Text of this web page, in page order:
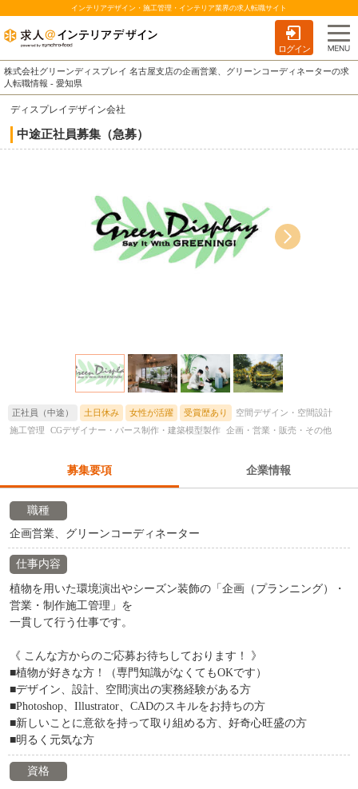
インテリアデザイン・施工管理・インテリア業界の求人転職サイト
ログイン
株式会社グリーンディスプレイ 名古屋支店の企画営業、グリーンコーディネーターの求
人転職情報 - 愛知県
ディスプレイデザイン会社
中途正社員募集（急募）
正社員（中途） 土日休み 女性が活躍 受賞歴あり
空間デザイン・空間設計
施工管理
CGデザイナー・パース制作・建築模型製作 企画・営業・販売・その他
募集要項 企業情報
職種
企画営業、グリーンコーディネーター
仕事内容
植物を用いた環境演出やシーズン装飾の「企画（プランニング）・
営業・制作施工管理」を
一貫して行う仕事です。
《 こんな方からのご応募お待ちしております！ 》
■植物が好きな方！（専門知識がなくてもOKです）
■デザイン、設計、空間演出の実務経験がある方
■Photoshop、Illustrator、CADのスキルをお持ちの方
■新しいことに意欲を持って取り組める方、好奇心旺盛の方
■明るく元気な方
資格